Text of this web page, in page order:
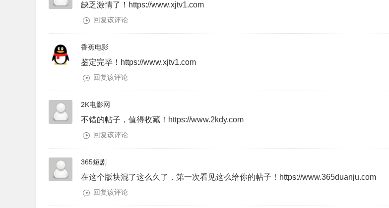
缺乏激情了！https://www.xjtv1.com
回复该评论
香蕉电影
鉴定完毕！https://www.xjtv1.com
回复该评论
2K电影网
不错的帖子，值得收藏！https://www.2kdy.com
回复该评论
365短剧
在这个版块混了这么久了，第一次看见这么给你的帖子！https://www.365duanju.com
回复该评论